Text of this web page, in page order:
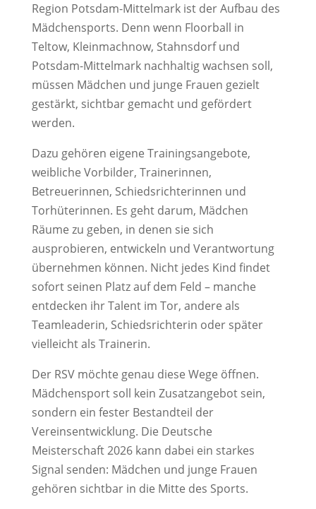
Region Potsdam-Mittelmark ist der Aufbau des
Mädchensports. Denn wenn Floorball in
Teltow, Kleinmachnow, Stahnsdorf und
Potsdam-Mittelmark nachhaltig wachsen soll,
müssen Mädchen und junge Frauen gezielt
gestärkt, sichtbar gemacht und gefördert
werden.
Dazu gehören eigene Trainingsangebote,
weibliche Vorbilder, Trainerinnen,
Betreuerinnen, Schiedsrichterinnen und
Torhüterinnen. Es geht darum, Mädchen
Räume zu geben, in denen sie sich
ausprobieren, entwickeln und Verantwortung
übernehmen können. Nicht jedes Kind findet
sofort seinen Platz auf dem Feld – manche
entdecken ihr Talent im Tor, andere als
Teamleaderin, Schiedsrichterin oder später
vielleicht als Trainerin.
Der RSV möchte genau diese Wege öffnen.
Mädchensport soll kein Zusatzangebot sein,
sondern ein fester Bestandteil der
Vereinsentwicklung. Die Deutsche
Meisterschaft 2026 kann dabei ein starkes
Signal senden: Mädchen und junge Frauen
gehören sichtbar in die Mitte des Sports.